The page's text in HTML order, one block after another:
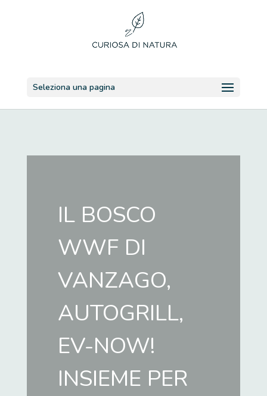
Seleziona una pagina
IL BOSCO
WWF DI
VANZAGO,
AUTOGRILL,
EV-NOW!
INSIEME PER